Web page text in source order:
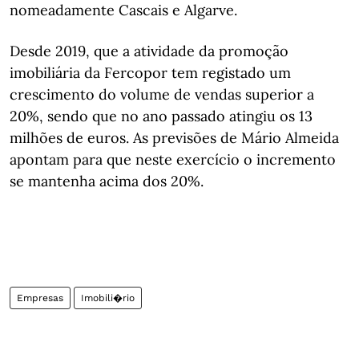
nomeadamente Cascais e Algarve.
Desde 2019, que a atividade da promoção
imobiliária da Fercopor tem registado um
crescimento do volume de vendas superior a
20%, sendo que no ano passado atingiu os 13
milhões de euros. As previsões de Mário Almeida
apontam para que neste exercício o incremento
se mantenha acima dos 20%.
Empresas Imobili�rio